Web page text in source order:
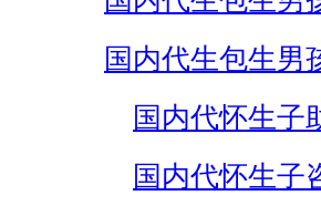
国内代生包生男
国内代怀生子
国内代怀生子